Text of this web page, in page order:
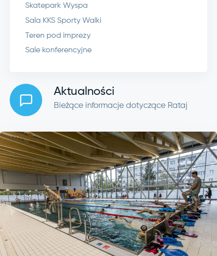
Skatepark Wyspa
Sala KKS Sporty Walki
Teren pod imprezy
Sale konferencyjne
Aktualności
Bieżące informacje dotyczące Rataj